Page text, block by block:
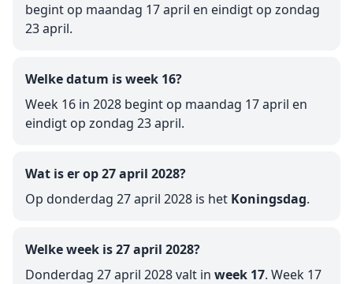
begint op maandag 17 april en eindigt op zondag
23 april.
Welke datum is week 16?
Week 16 in 2028 begint op maandag 17 april en
eindigt op zondag 23 april.
Wat is er op 27 april 2028?
Op donderdag 27 april 2028 is het Koningsdag.
Welke week is 27 april 2028?
Donderdag 27 april 2028 valt in week 17. Week 17